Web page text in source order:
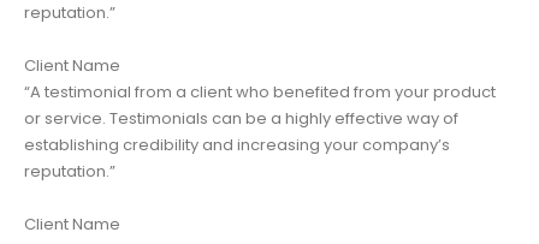
reputation.”
Client Name
“A testimonial from a client who benefited from your product
or service. Testimonials can be a highly effective way of
establishing credibility and increasing your company’s
reputation.”
Client Name